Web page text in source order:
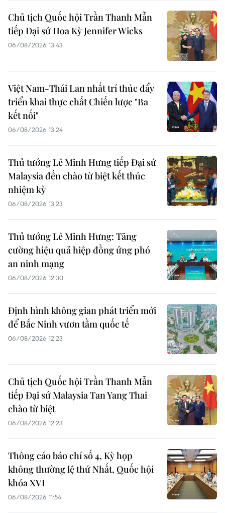
Chủ tịch Quốc hội Trần Thanh Mẫn
tiếp Đại sứ Hoa Kỳ Jennifer Wicks
06/08/2026 13:43
Việt Nam-Thái Lan nhất trí thúc đẩy
triển khai thực chất Chiến lược "Ba
kết nối"
06/08/2026 13:24
Thủ tướng Lê Minh Hưng tiếp Đại sứ
Malaysia đến chào từ biệt kết thúc
nhiệm kỳ
06/08/2026 13:23
Thủ tướng Lê Minh Hưng: Tăng
cường hiệu quả hiệp đồng ứng phó
an ninh mạng
06/08/2026 12:30
Định hình không gian phát triển mới
để Bắc Ninh vươn tầm quốc tế
06/08/2026 12:23
Chủ tịch Quốc hội Trần Thanh Mẫn
tiếp Đại sứ Malaysia Tan Yang Thai
chào từ biệt
06/08/2026 12:23
Thông cáo báo chí số 4, Kỳ họp
không thường lệ thứ Nhất, Quốc hội
khóa XVI
06/08/2026 11:54